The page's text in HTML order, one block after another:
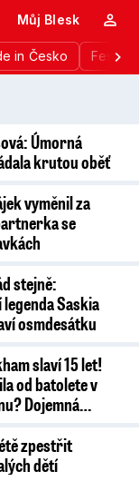
in Česko
Můj Blesk
Úmorná
krutou oběť
vyměnil za
se
stejně:
Saskia
osmdesátku
slaví 15 let!
od batolete v
Dojemná…
zpestřit
dětí